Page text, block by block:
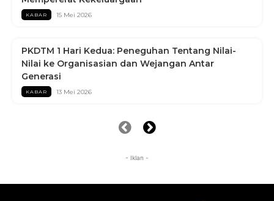
KABAR 15 Mei 2026
PKDTM 1 Hari Kedua: Peneguhan Tentang Nilai-
Nilai ke Organisasian dan Wejangan Antar
Generasi
KABAR 13 Mei 2026
- Iklan -